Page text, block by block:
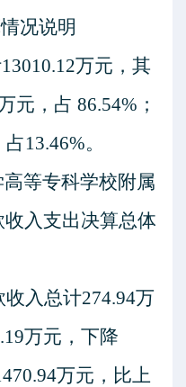
况说明
13010.12万元，其
元，占 86.54%；
占13.46%。
等专科学校附属
入支出决算总体
收入总计274.94万
万元，下降
万元，比上